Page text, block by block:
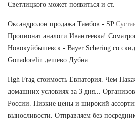
Светлицкого может появиться и ст.
Оксандролон продажа Тамбов - SP
Пропионат аналоги Ивантеевка!
Новокуйбышевск - Bayer Schering со
Gonadorelin дешево Дубна.
Hgh Frag стоимость Евпатория. Чем
домашних условиях за 3 дня...
России. Низкие цены и широкий
выносливости. Отправляем без